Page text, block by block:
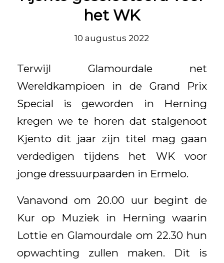
het WK
10 augustus 2022
Terwijl Glamourdale net
Wereldkampioen in de Grand Prix
Special is geworden in Herning
kregen we te horen dat stalgenoot
Kjento dit jaar zijn titel mag gaan
verdedigen tijdens het WK voor
jonge dressuurpaarden in Ermelo.
Vanavond om 20.00 uur begint de
Kur op Muziek in Herning waarin
Lottie en Glamourdale om 22.30 hun
opwachting zullen maken. Dit is